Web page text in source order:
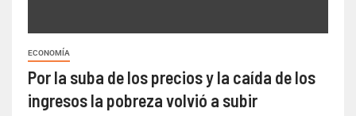
ECONOMÍA
Por la suba de los precios y la caída de los
ingresos la pobreza volvió a subir